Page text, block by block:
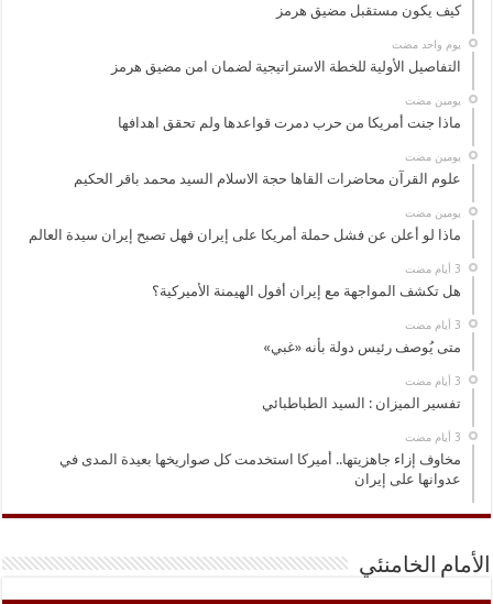
كيف يكون مستقبل مضيق هرمز
‏يوم واحد مضت
التفاصيل الأولية للخطة الاستراتيجية لضمان امن مضيق هرمز
‏يومين مضت
ماذا جنت أمريكا من حرب دمرت قواعدها ولم تحقق اهدافها
‏يومين مضت
علوم القرآن محاضرات القاها حجة الاسلام السيد محمد باقر الحكيم
‏يومين مضت
ماذا لو أعلن عن فشل حملة أمريكا على إيران فهل تصبح إيران سيدة العالم
هل تكشف المواجهة مع إيران أفول الهيمنة الأميركية؟
متى يُوصف رئيس دولة بأنه «غبي»
تفسير الميزان : السيد الطباطبائي
مخاوف إزاء جاهزيتها.. أميركا استخدمت كل صواريخها بعيدة المدى في
عدوانها على إيران
الأمام الخامنئي